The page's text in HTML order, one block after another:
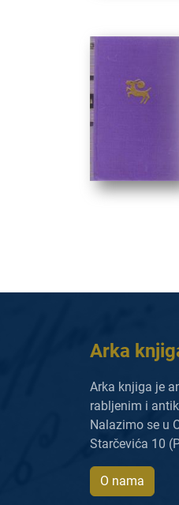
Arka
Arka knjiga je
rabljenim i
Nalazimo se u
Starčevića 10
O nama